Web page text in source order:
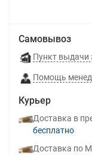
Самовывоз
Пункт выдачи
Помощь
Курьер
Доставка в
Бесплатно
Доставка по